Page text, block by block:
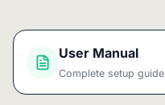
User Manual
Complete setup guide